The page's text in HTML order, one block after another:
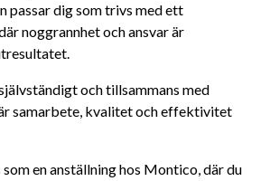
passar dig som trivs med ett
noggrannhet och ansvar är
och tillsammans med
samarbete, kvalitet och effektivitet
en anställning hos Montico, där du